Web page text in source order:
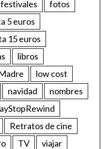
festivales
fotos
5 euros
15 euros
libros
low cost
navidad
nombres
Retratos de cine
TV
viajar